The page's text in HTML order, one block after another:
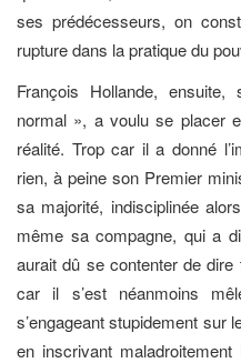
ses prédécesseurs, on
rupture dans la pratique du
François Hollande,
normal », a voulu se placer
réalité. Trop car il a donné
rien, à peine son Premier
sa majorité, indisciplinée
même sa compagne, qui a
aurait dû se contenter de dire
car il s’est néanmoins
s’engageant stupidement sur
en inscrivant